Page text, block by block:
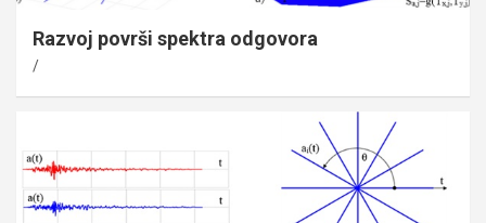
Razvoj površi spektra odgovora